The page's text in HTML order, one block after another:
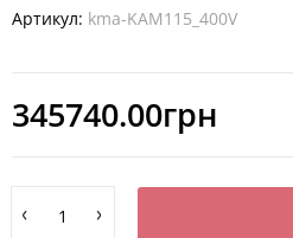
Артикул: kma-KAM115_400V
345740.00грн